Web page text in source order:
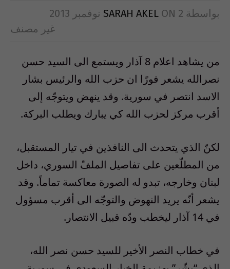
بواسطة SARAH AKEL ON 2 نوفمبر 2013
غير مصنف
من يشاهد اعلام 8 آذار ويستمع الى السيد حسن
نصرالله يشعر فورًا ان حزب الله والرئيس بشار
الاسد انتصر في سورية. وقد ينهض ويتوجّه إلى
أقرب مركز لحزب الله كي يبارك ويطلب البركة.
لكنّ الذي يتحدث الى النافذين في تيار المستقبل،
من المطلّعين على تفاصيل الملفّ السوري، داخل
لبنان وخارجه، تبدو له الصورة معاكسة تماماً. وقد
يشعر أنّه يريد النهوض والتوجّه الى أقرب مسؤول
في 14 آذار ليخطب ودّه قبيل الانتصار.
في خطاب النصر الأخير للسيد حسن نصر الله،